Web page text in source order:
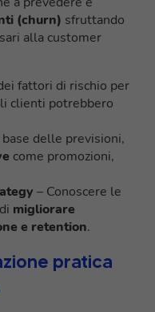
(churn) sfruttando
alla customer
fattori di rischio per
clienti potrebbero
delle previsioni,
come promozioni,
– Conoscere le
migliorare
e retention.
pratica